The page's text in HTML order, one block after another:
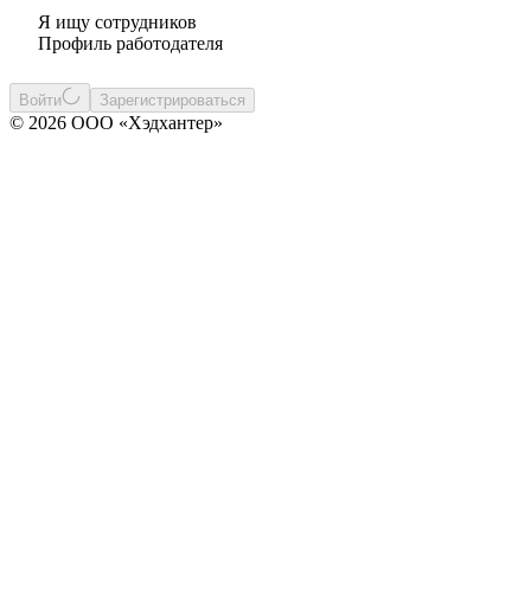
Я ищу сотрудников
Профиль работодателя
Войти Зарегистрироваться
© 2026 ООО «Хэдхантер»